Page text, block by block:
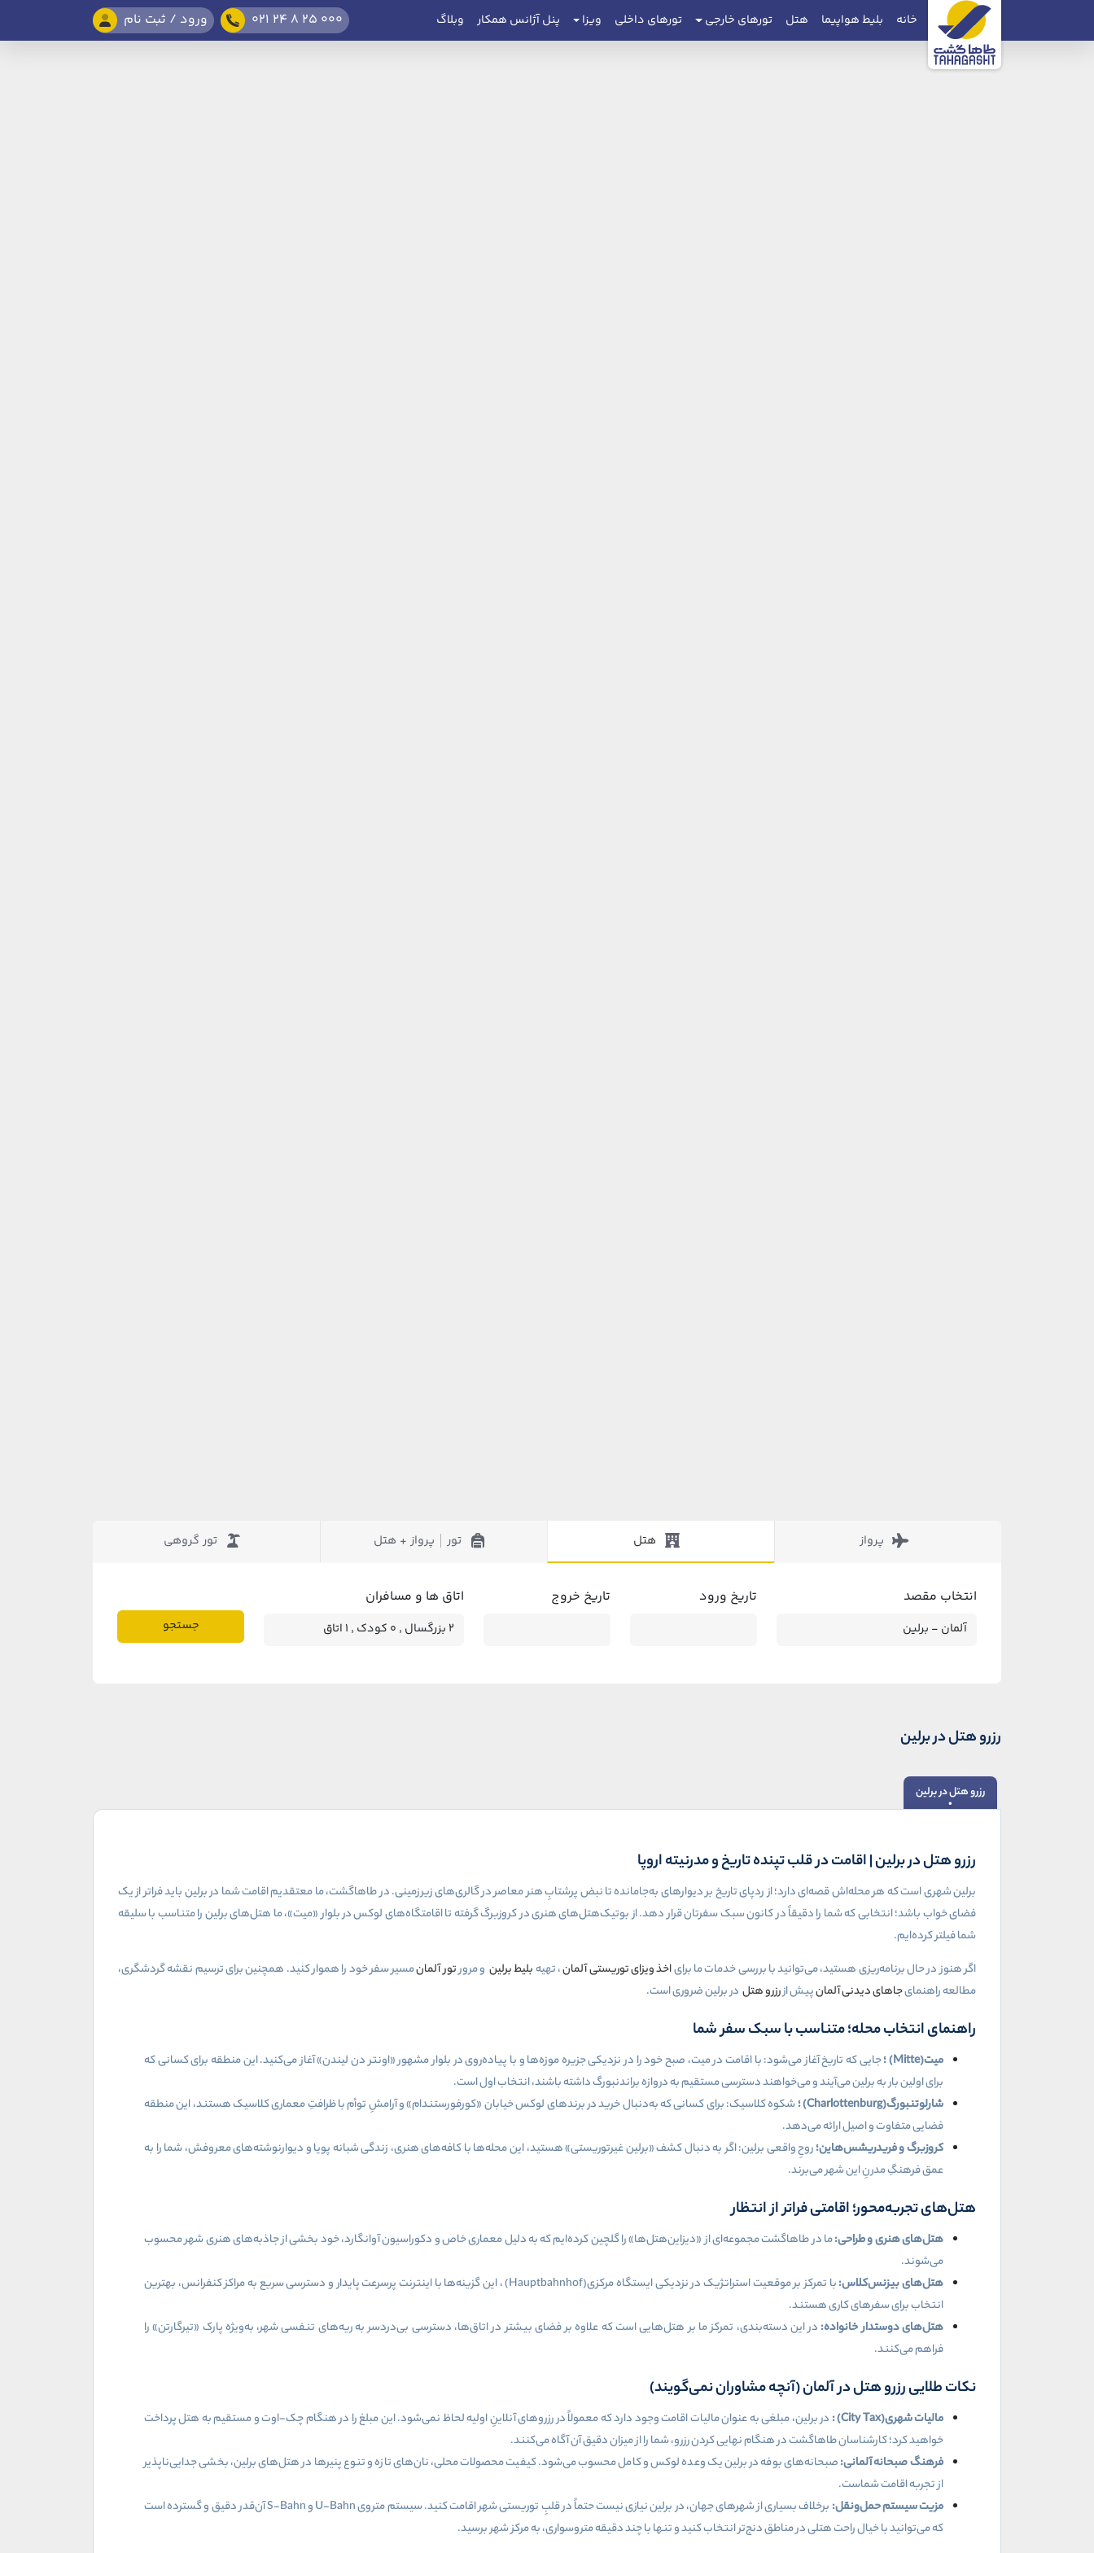
خانه بلیط هواپیما هتل تورهای خارجی تورهای داخلی ویزا پنل آژانس همکار وبلاگ 021 24 8 25 000 ورود / ثبت نام
پرواز هتل تور پرواز + هتل تور گروهی
انتخاب مقصد تاریخ ورود تاریخ خروج اتاق ها و مسافران
جستجو
رزرو هتل در برلین
رزرو هتل در برلین
رزرو هتل در برلین | اقامت در قلب تپنده تاریخ و مدرنیته اروپا
برلین شهری است که هر محله‌اش قصه‌ای دارد؛ از ردپای تاریخ بر دیوارهای به‌جامانده تا نبض پرشتابِ هنر معاصر در گالری‌های زیرزمینی. در طاهاگشت، ما معتقدیم اقامت شما در برلین باید فراتر از یک
فضای خواب باشد؛ انتخابی که شما را دقیقاً در کانون سبک سفرتان قرار دهد. از بوتیک‌هتل‌های هنری در کروزبرگ گرفته تا اقامتگاه‌های لوکس در بلوار «میت»، ما هتل‌های برلین را متناسب با سلیقه
شما فیلتر کرده‌ایم.
اگر هنوز در حال برنامه‌ریزی هستید، می‌توانید با بررسی خدمات ما برایاخذ ویزای توریستی آلمان، تهیه بلیط برلینو مرورتور آلمانمسیر سفر خود را هموار کنید. همچنین برای ترسیم نقشه گردشگری،
مطالعه راهنمایجاهای دیدنی آلمانپیش ازرزرو هتل در برلین ضروری است.
راهنمای انتخاب محله؛ متناسب با سبک سفر شما
میت(Mitte)؛جایی که تاریخ آغاز می‌شود: با اقامت در میت، صبح خود را در نزدیکی جزیره موزه‌ها و با پیاده‌روی در بلوار مشهور «اونتر دن لیندن» آغاز می‌کنید. این منطقه برای کسانی که
برای اولین بار به برلین می‌آیند و می‌خواهند دسترسی مستقیم به دروازه براندنبورگ داشته باشند، انتخاب اول است.
شارلوتنبورگ(Charlottenburg)؛شکوه کلاسیک: برای کسانی که به‌دنبال خرید در برندهای لوکس خیابان «کورفورستندام» و آرامشِ توأم با ظرافتِ معماری کلاسیک هستند، این منطقه
فضایی متفاوت و اصیل ارائه می‌دهد.
کروزبرگ و فریدریشس‌هاین؛روحِ واقعی برلین: اگر به دنبال کشف «برلین غیرتوریستی» هستید، این محله‌ها با کافه‌های هنری، زندگی شبانه پویا و دیوارنوشته‌های معروفش، شما را به
عمق فرهنگِ مدرنِ این شهر می‌برند.
هتل‌های تجربه‌محور؛ اقامتی فراتر از انتظار
هتل‌های هنری و طراحی:ما در طاهاگشت مجموعه‌ای از «دیزاین‌هتل‌ها» را گلچین کرده‌ایم که به دلیل معماری خاص و دکوراسیون آوانگارد، خود بخشی از جاذبه‌های هنری شهر محسوب
می‌شوند.
هتل‌های بیزنس‌کلاس:با تمرکز بر موقعیت استراتژیک در نزدیکی ایستگاه مرکزی(Hauptbahnhof)، این گزینه‌ها با اینترنت پرسرعت پایدار و دسترسی سریع به مراکز کنفرانس، بهترین
انتخاب برای سفرهای کاری هستند.
هتل‌های دوستدار خانواده: در این دسته‌بندی، تمرکز ما بر هتل‌هایی است که علاوه بر فضای بیشتر در اتاق‌ها، دسترسی بی‌دردسر به ریه‌های تنفسی شهر، به‌ویژه پارک «تیرگارتن» را
فراهم می‌کنند.
نکات طلایی رزرو هتل در آلمان (آنچه مشاوران نمی‌گویند)
مالیات شهری(City Tax)
: در برلین، مبلغی به عنوان مالیات اقامت وجود دارد که معمولاً در رزروهای آنلاینِ اولیه لحاظ نمی‌شود. این مبلغ را در هنگام چک-اوت و مستقیم به هتل پرداخت
خواهید کرد؛ کارشناسان طاهاگشت در هنگام نهایی کردن رزرو، شما را از میزان دقیق آن آگاه می‌کنند.
فرهنگ صبحانه آلمانی:صبحانه‌های بوفه در برلین یک وعده لوکس و کامل محسوب می‌شود. کیفیت محصولات محلی، نان‌های تازه و تنوع پنیرها در هتل‌های برلین، بخشی جدایی‌ناپذیر
از تجربه اقامت شماست.
مزیت سیستم حمل‌ونقل: برخلاف بسیاری از شهرهای جهان، در برلین نیازی نیست حتماً در قلبِ توریستی شهر اقامت کنید. سیستم مترویU-BahnوS-Bahnآن‌قدر دقیق و گسترده است
که می‌توانید با خیال راحت هتلی در مناطق دنج‌تر انتخاب کنید و تنها با چند دقیقه متروسواری، به مرکز شهر برسید.